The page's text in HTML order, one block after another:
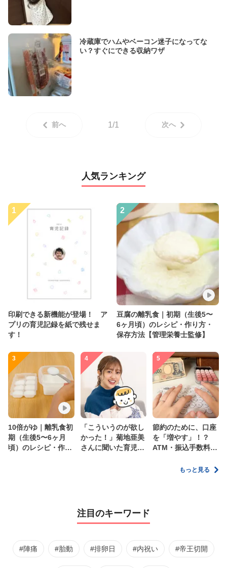
冷蔵庫でハムやベーコン迷子になってな
い？すぐにできる収納ワザ
前へ 1/1 次へ
人気ランキング
1
印刷できる新機能が登場！ ア
プリの育児記録を紙で残せま
す！
2
豆腐の離乳食｜初期（生後5〜
6ヶ月頃）のレシピ・作り方・
保存方法【管理栄養士監修】
3
10倍がゆ｜離乳食初
期（生後5〜6ヶ月
頃）のレシピ・作り
4
「こういうのが欲し
かった！」菊地亜美
さんに聞いた育児
5
節約のために、口座
を「増やす」！？
ATM・振込手数料の
家計管理術もっと見る
注目のキーワード
#陣痛 #胎動 #排卵日 #内祝い #帝王切開